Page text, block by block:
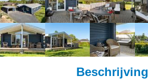
Beschrijving